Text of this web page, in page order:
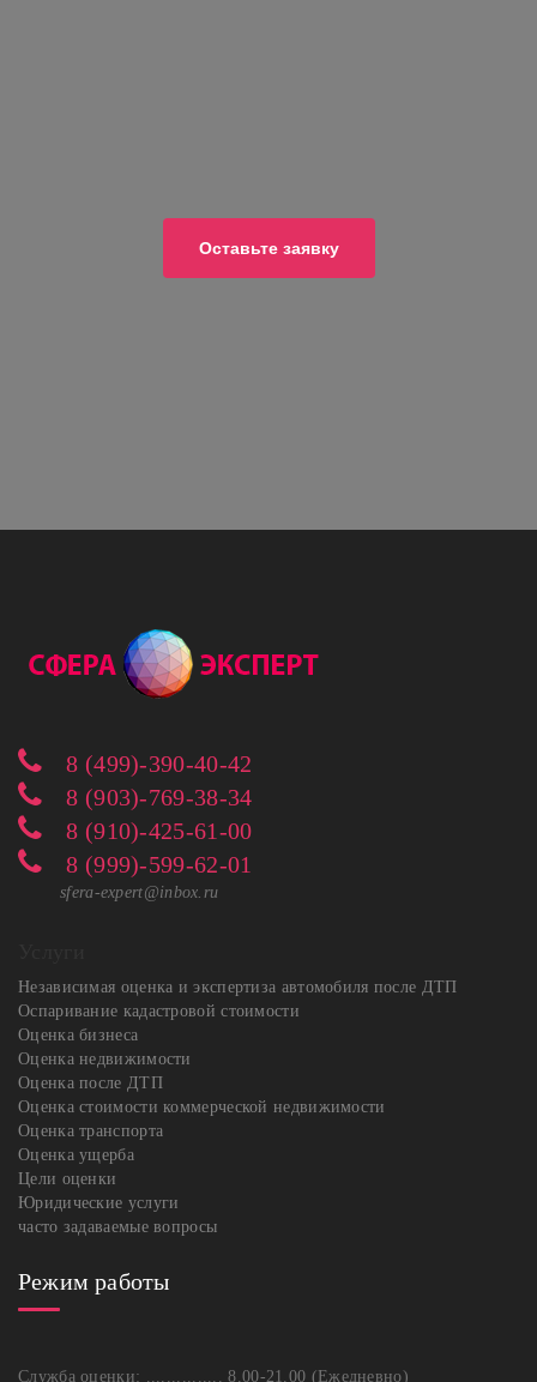
Оставьте заявку
8 (499)-390-40-42
8 (903)-769-38-34
8 (910)-425-61-00
8 (999)-599-62-01
sfera-expert@inbox.ru
Независимая оценка и экспертиза автомобиля после ДТП
Оспаривание кадастровой стоимости
Оценка бизнеса
Оценка недвижимости
Оценка после ДТП
Оценка стоимости коммерческой недвижимости
Оценка транспорта
Оценка ущерба
Цели оценки
Юридические услуги
часто задаваемые вопросы
Режим работы
Служба оценки: ............... 8.00-21.00 (Ежедневно)